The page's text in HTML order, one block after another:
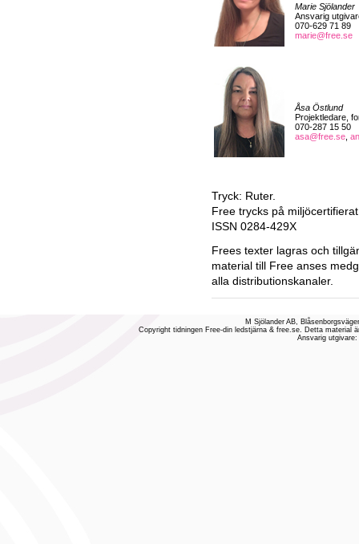
Marie Sjölander
Ansvarig
070-629 71 89
marie@free.se
Åsa Östlund
Projektledare,
070-287 15 50
asa@free.se
Tryck: Ruter.
Free trycks på
ISSN 0284-429X
Frees texter lagras och
material till Free anses
alla distributionskanaler.
M Sjölander AB,
Copyright tidningen Free-din ledstjärna & free.se. Detta material
Ansvarig